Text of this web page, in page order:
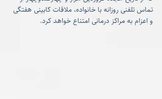
تماس تلفنی روزانه با خانواده، ملاقات کابینی هفتگی
و اعزام به مراکز درمانی امتناع خواهد کرد.